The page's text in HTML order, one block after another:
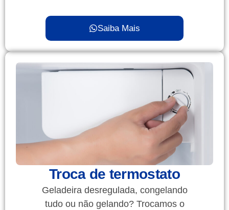
Saiba Mais
Troca de termostato
Geladeira desregulada, congelando
tudo ou não gelando? Trocamos o